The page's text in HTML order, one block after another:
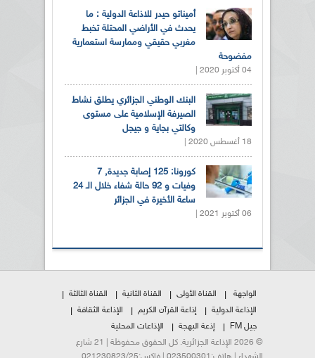
أميناتو حيدر للاذاعة الدولية : ما
يحدث في الأراضي المحتلة تخبط
مغربي حقيقي وممارسة استعمارية
مفضوحة
04 أكتوبر 2020 |
البنك الوطني الجزائري يطلق نشاط
الصيرفة الإسلامية على مستوى
وكالتي بجاية و جيجل
18 أغسطس 2020 |
كورونا: 125 إصابة جديدة, 7
وفيات و 92 حالة شفاء خلال الـ 24
ساعة الأخيرة في الجزائر
06 أكتوبر 2021 |
الواجهة القناة الأولى القناة الثانية
القناة الثالثة
الإذاعة الدولية
إذاعة القرآن الكريم
الإذاعة الثقافة
جيل FM
إذعة البهجة
الإذاعات المحلية
© 2026 الإذاعة الجزائرية. كل الحقوق محفوظة | 21 شارع